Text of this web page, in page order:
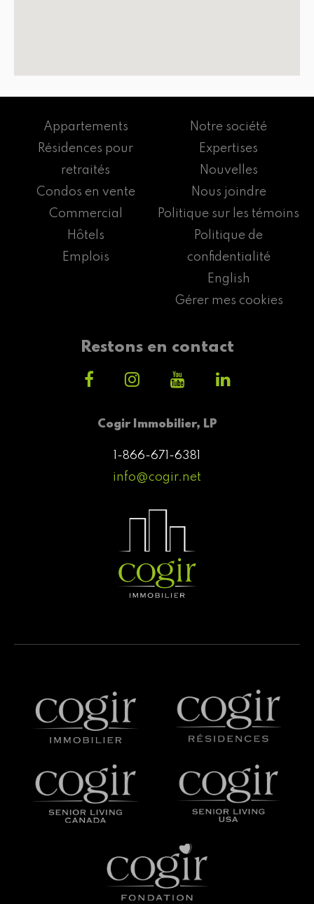
Cogir Immobilier, LP
1-866-671-6381
info@cogir.net
Appartements
Résidences pour
retraités
Condos en vente
Commercial
Hôtels
Emplois
Notre société
Expertises
Nouvelles
Nous joindre
Politique sur les témoins
Politique de
confidentialité
English
Gérer mes cookies
Restons en contact